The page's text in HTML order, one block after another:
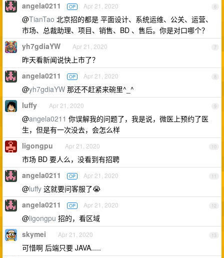
6
angela0211 OP Apr 21, 2020
@TianTao 北京招的都是 平面设计、系统运维、公关、运营、
市场、总裁助理、项目、销售、BD 、售后。你是对口哪个？
7
yh7gdiaYW Apr 21, 2020
昨天看新闻说快上市了？
8
angela0211 OP Apr 21, 2020
@yh7gdiaYW 那还不赶紧来碗里^_^
9
luffy Apr 21, 2020
@angela0211 你误解我的问题了，我是说，微医上预约了医
生，但是有一次没去，会怎么样
10
ligongpu Apr 21, 2020
市场 BD 要人么，没看到有招聘
11
angela0211 OP Apr 21, 2020
@luffy 这就要问客服了😭
12
angela0211 OP Apr 21, 2020
@ligongpu 招的，看区域
13
skymei Apr 21, 2020
可惜啊 后端只要 JAVA.....